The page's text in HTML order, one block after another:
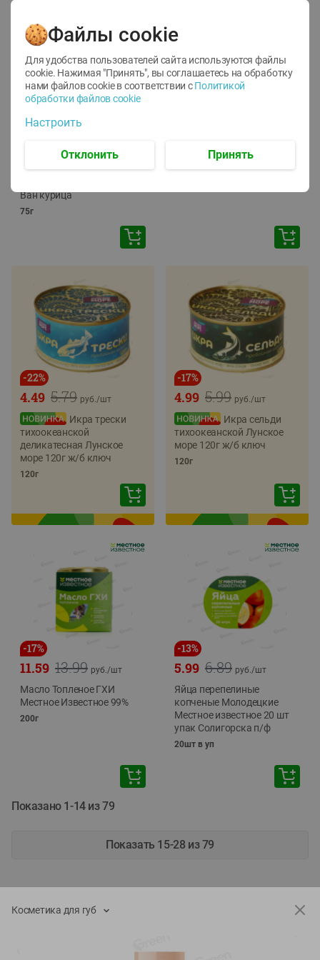
12
1.05 руб./
руб./шт
Корм влаж. для кош. с
Ван курица
75г
ТОФУ Vegetus ТВЕРДЫЙ
-22%
5.79
4.49 руб./шт
Икра трески
тихоокеанской
деликатесная Лунское
море 120г ж/б ключ
120г
-17%
5.99
4.99 руб./шт
Икра сельди
тихоокеанской Лунское
море 120г ж/б ключ
120г
-17%
13.99
11.59 руб./шт
Масло Топленое ГХИ
Местное Известное 99%
200г
-13%
6.89
5.99 руб./шт
Яйца перепелиные
копченые Молодецкие
Местное известное 20 шт
упак Солигорска п/ф
20шт в уп
Показано 1-14 из 79
Показать 15-28 из 79
Каталог товаров
Косметика для губ
Файлы cookie
Для удобства пользователей сайта используются файлы
cookie. Нажимая "Принять", вы соглашаетесь на обработку
нами файлов cookie в соответствии с Политикой
обработки файлов cookie
Настроить
Отклонить Принять